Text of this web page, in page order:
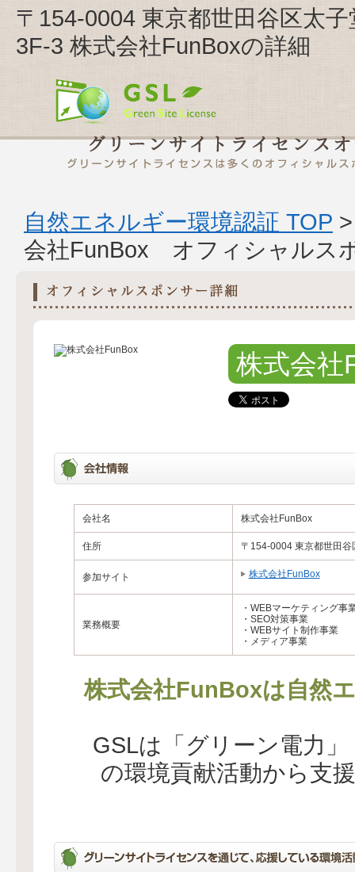
〒154-0004 東京都世田谷区太
3F-3 株式会社FunBoxの詳細
自然エネルギー環境認証 TOP
会社FunBox オフィシャルス
株式会社
会社名 株式会社FunBox
住所 〒154-0004 東京都世田
参加サイト 株式会社FunBox
業務概要
・WEBマーケティング事
・SEO対策事業
・WEBサイト制作事業
・メディア事業
株式会社FunBoxは自然
GSLは「グリーン電力
の環境貢献活動から支